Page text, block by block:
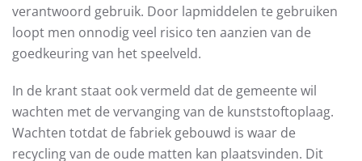
verantwoord gebruik. Door lapmiddelen te gebruiken
loopt men onnodig veel risico ten aanzien van de
goedkeuring van het speelveld.
In de krant staat ook vermeld dat de gemeente wil
wachten met de vervanging van de kunststoftoplaag.
Wachten totdat de fabriek gebouwd is waar de
recycling van de oude matten kan plaatsvinden. Dit